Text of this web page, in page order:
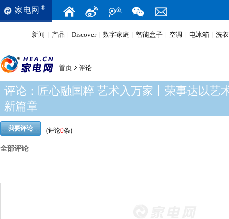
家电网 ®
新闻 产品 Discover 数字家庭 智能盒子 空调 电冰箱 洗
首页 评论
评论： 匠心融国粹 艺术入万家丨荣事达以艺
新篇章
我要评论 (评论0条)
全部评论